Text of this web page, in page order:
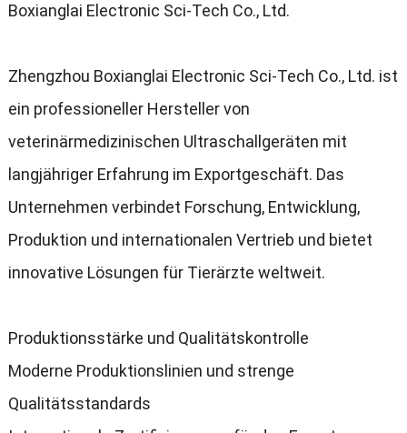
Boxianglai Electronic Sci-Tech Co., Ltd.
Zhengzhou Boxianglai Electronic Sci-Tech Co., Ltd. ist
ein professioneller Hersteller von
veterinärmedizinischen Ultraschallgeräten mit
langjähriger Erfahrung im Exportgeschäft. Das
Unternehmen verbindet Forschung, Entwicklung,
Produktion und internationalen Vertrieb und bietet
innovative Lösungen für Tierärzte weltweit.
Produktionsstärke und Qualitätskontrolle
Moderne Produktionslinien und strenge
Qualitätsstandards